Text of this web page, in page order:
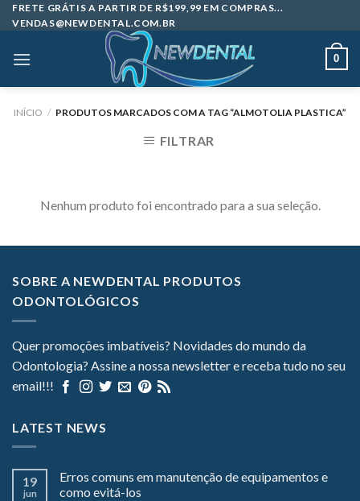
Skip
to
FRETE GRÁTIS A PARTIR DE R$199,99 EM COMPRAS...
VENDAS@NEWDENTAL.COM.BR
0
INÍCIO / PRODUTOS MARCADOS COM A TAG “ALMOTOLIA PLASTICA”
FILTRAR
Nenhum produto foi encontrado para a sua seleção.
SOBRE A NEWDENTAL PRODUTOS
ODONTOLÓGICOS
Quer promoções imbatíveis? Novidades do mundo da
Odontologia? Assine a nossa newsletter e receba tudo no seu
email!!!
LATEST NEWS
19
jun
Erros comuns em manutenção de equipamentos e
como evitá-los